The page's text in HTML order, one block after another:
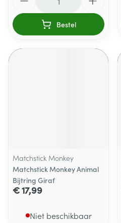
Bestel
Matchstick Monkey
Matchstick Monkey Animal
Bijtring Giraf
€ 17,99
Niet beschikbaar